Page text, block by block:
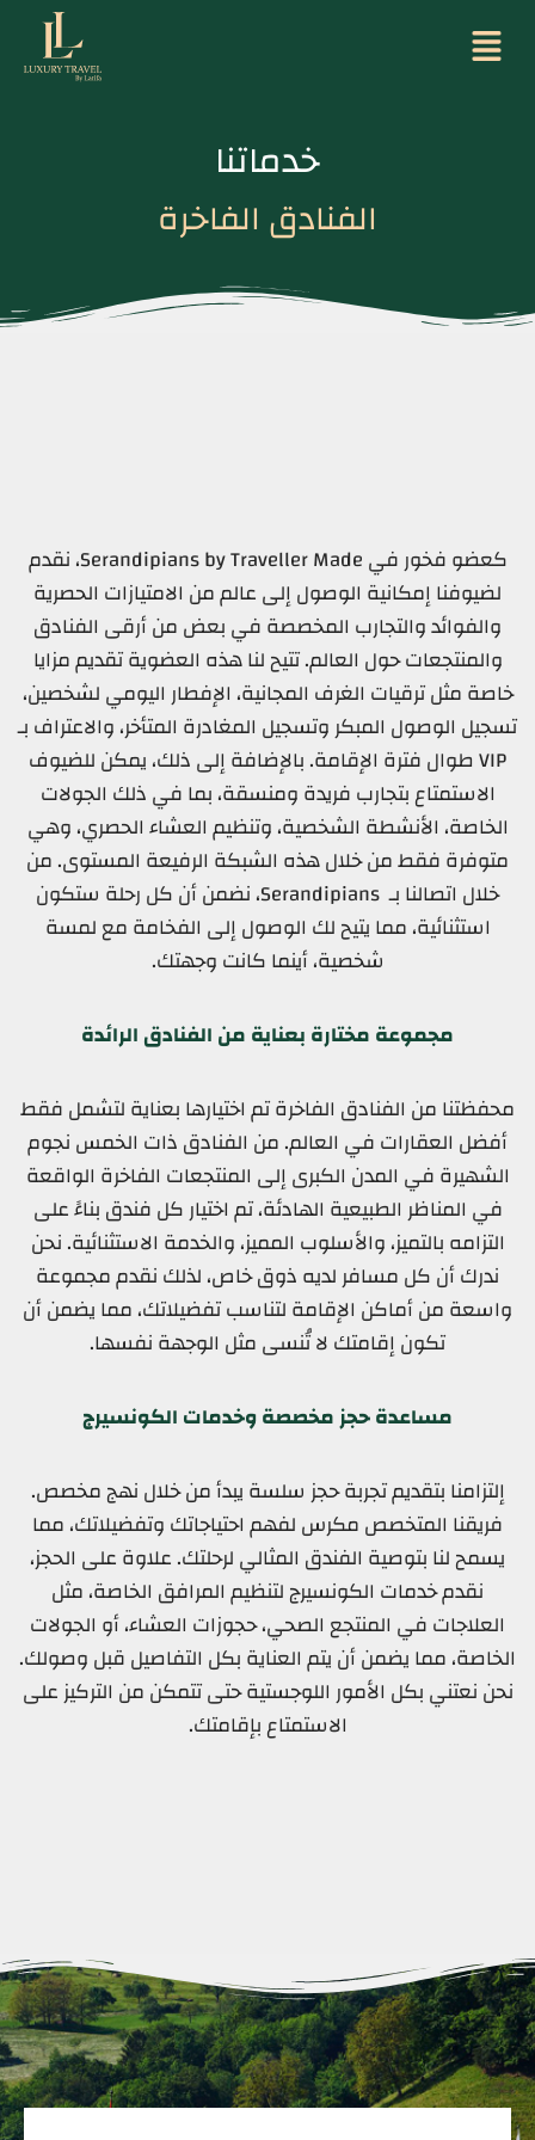
خدماتنا
الفنادق الفاخرة
كعضو فخور في edaM rellevarT yb snaipidnareS، نقدم
لضيوفنا إمكانية الوصول إلى عالم من الامتيازات الحصرية
والفوائد والتجارب المخصصة في بعض من أرقى الفنادق
والمنتجعات حول العالم. تتيح لنا هذه العضوية تقديم مزايا
خاصة مثل ترقيات الغرف المجانية، الإفطار اليومي لشخصين،
تسجيل الوصول المبكر وتسجيل المغادرة المتأخر، والاعتراف بـ
PIV طوال فترة الإقامة. بالإضافة إلى ذلك، يمكن للضيوف
الاستمتاع بتجارب فريدة ومنسقة، بما في ذلك الجولات
الخاصة، الأنشطة الشخصية، وتنظيم العشاء الحصري، وهي
متوفرة فقط من خلال هذه الشبكة الرفيعة المستوى. من
خلال اتصالنا بـ snaipidnareS، نضمن أن كل رحلة ستكون
استثنائية، مما يتيح لك الوصول إلى الفخامة مع لمسة
شخصية، أينما كانت وجهتك.
مجموعة مختارة بعناية من الفنادق الرائدة
محفظتنا من الفنادق الفاخرة تم اختيارها بعناية لتشمل فقط
أفضل العقارات في العالم. من الفنادق ذات الخمس نجوم
الشهيرة في المدن الكبرى إلى المنتجعات الفاخرة الواقعة
في المناظر الطبيعية الهادئة، تم اختيار كل فندق بناءً على
التزامه بالتميز، والأسلوب المميز، والخدمة الاستثنائية. نحن
ندرك أن كل مسافر لديه ذوق خاص، لذلك نقدم مجموعة
واسعة من أماكن الإقامة لتناسب تفضيلاتك، مما يضمن أن
تكون إقامتك لا تُنسى مثل الوجهة نفسها.
مساعدة حجز مخصصة وخدمات الكونسيرج
إلتزامنا بتقديم تجربة حجز سلسة يبدأ من خلال نهج مخصص.
فريقنا المتخصص مكرس لفهم احتياجاتك وتفضيلاتك، مما
يسمح لنا بتوصية الفندق المثالي لرحلتك. علاوة على الحجز،
نقدم خدمات الكونسيرج لتنظيم المرافق الخاصة، مثل
العلاجات في المنتجع الصحي، حجوزات العشاء، أو الجولات
الخاصة، مما يضمن أن يتم العناية بكل التفاصيل قبل وصولك.
نحن نعتني بكل الأمور اللوجستية حتى تتمكن من التركيز على
الاستمتاع بإقامتك.